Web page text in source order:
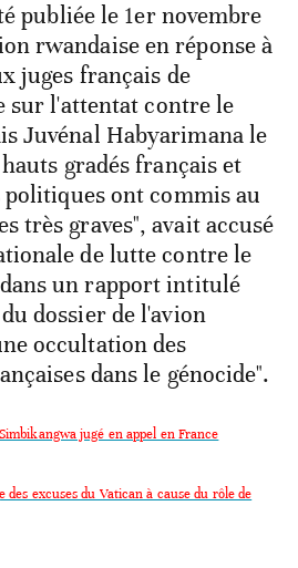
publiée le 1er novembre
rwandaise en réponse à
juges français de
sur l'attentat contre le
Juvénal Habyarimana le
gradés français et
ont commis au
très graves", avait accusé
de lutte contre le
un rapport intitulé
dossier de l'avion
occultation des
dans le génocide".
jugé en appel en France
des excuses du Vatican à cause du rôle de